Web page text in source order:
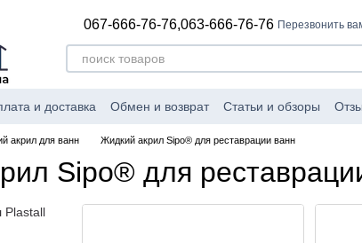
067-666-76-76,063-666-76-76 Перезвонить
и доставка Обмен и возврат Статьи и обзоры
акрил для ванн Жидкий акрил Sipo® для реставрации ванн
Sipo® для
Plastall